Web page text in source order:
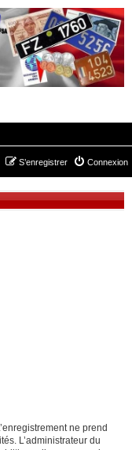
Connexion
S’enregistrer
ne prend
L’administrateur du